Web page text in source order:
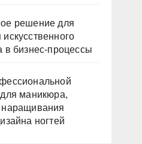
решение для
в бизнес-процессы
для маникюра,
ногтей